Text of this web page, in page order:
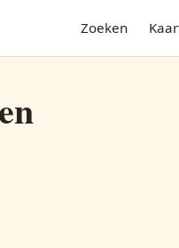
Zoeken